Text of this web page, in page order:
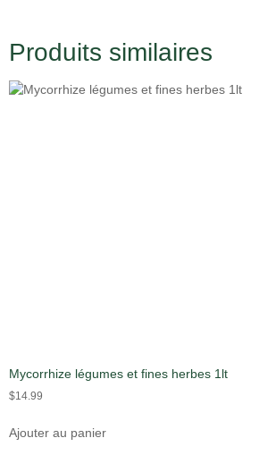
Produits similaires
Mycorrhize légumes et fines herbes 1lt
$14.99
Ajouter au panier